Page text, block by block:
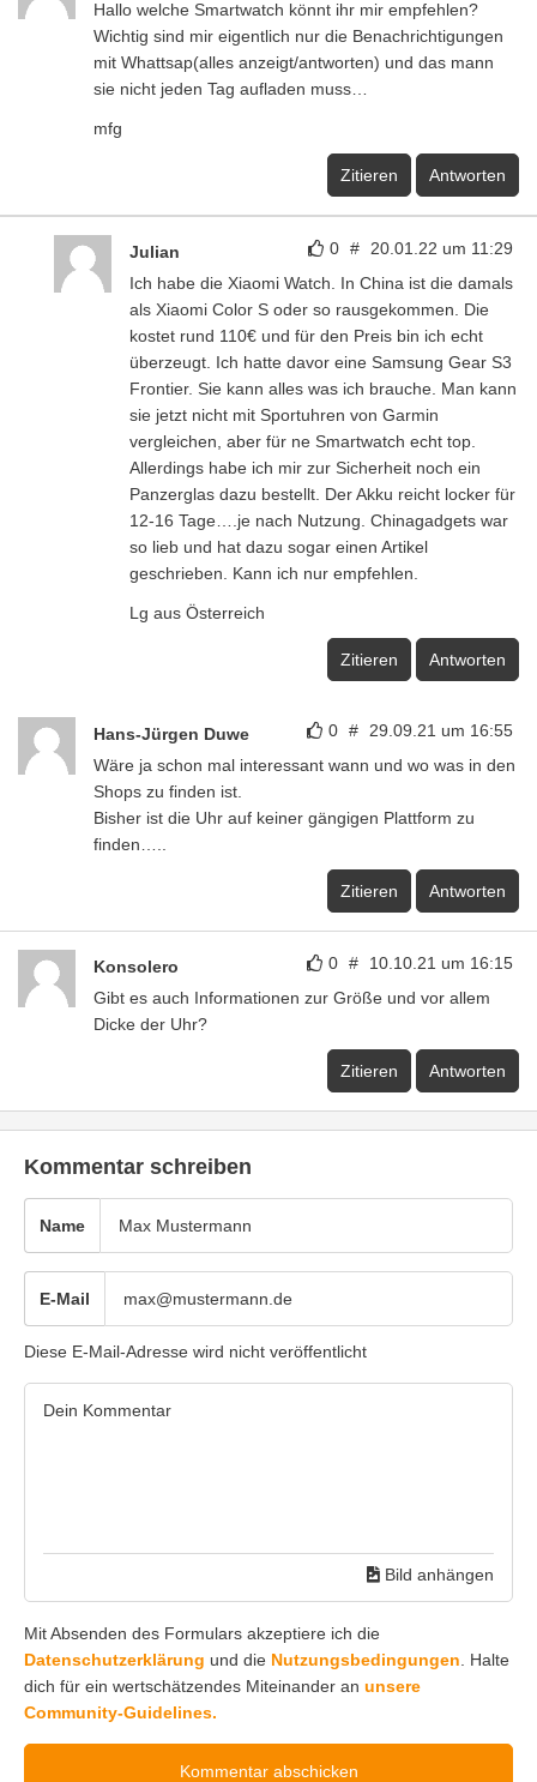
Hallo welche Smartwatch könnt ihr mir empfehlen?
Wichtig sind mir eigentlich nur die Benachrichtigungen
mit Whattsap(alles anzeigt/antworten) und das mann
sie nicht jeden Tag aufladen muss…
mfg
Zitieren Antworten
0 # 20.01.22 um 11:29
Julian
Ich habe die Xiaomi Watch. In China ist die damals
als Xiaomi Color S oder so rausgekommen. Die
kostet rund 110€ und für den Preis bin ich echt
überzeugt. Ich hatte davor eine Samsung Gear S3
Frontier. Sie kann alles was ich brauche. Man kann
sie jetzt nicht mit Sportuhren von Garmin
vergleichen, aber für ne Smartwatch echt top.
Allerdings habe ich mir zur Sicherheit noch ein
Panzerglas dazu bestellt. Der Akku reicht locker für
12-16 Tage….je nach Nutzung. Chinagadgets war
so lieb und hat dazu sogar einen Artikel
geschrieben. Kann ich nur empfehlen.
Lg aus Österreich
Zitieren Antworten
0 # 29.09.21 um 16:55
Hans-Jürgen Duwe
Wäre ja schon mal interessant wann und wo was in den
Shops zu finden ist.
Bisher ist die Uhr auf keiner gängigen Plattform zu
finden…..
Zitieren Antworten
0 # 10.10.21 um 16:15
Konsolero
Gibt es auch Informationen zur Größe und vor allem
Dicke der Uhr?
Zitieren Antworten
Kommentar schreiben
Name
E-Mail
Diese E-Mail-Adresse wird nicht veröffentlicht
Bild anhängen
Mit Absenden des Formulars akzeptiere ich die
Datenschutzerklärung und die Nutzungsbedingungen . Halte
dich für ein wertschätzendes Miteinander an unsere
Community-Guidelines.